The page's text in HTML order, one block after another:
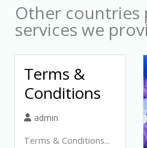
Other countries
services we
Terms &
Conditions
admin
Terms & Conditions...